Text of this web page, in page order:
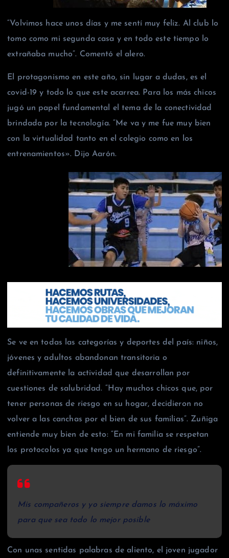
“Volvimos hace unos días y me sentí muy feliz. Al club lo
tomo como mi segunda casa y en todo este tiempo lo
extrañaba mucho”. Comentó el alero.
El protagonismo en este año, sin lugar a dudas, es el
covid-19 y todo lo que este acarrea. Para los más chicos
jugó un papel fundamental el tema de la conectividad
brindada por la tecnología. “Me va y me fue muy bien
con la virtualidad tanto en el colegio como en los
entrenamientos». Dijo Aarón.
Se ve en todas las categorías y deportes del país: niños,
jóvenes y adultos abandonan transitoria o
definitivamente la actividad que desarrollan por
cuestiones de salubridad. “Hay muchos chicos que, por
tener personas de riesgo en su hogar, decidieron no
volver a las canchas por el bien de sus familias”. Zuñiga
entiende muy bien de esto: “En mi familia se respetan
los protocolos ya que tengo un hermano de riesgo”.
Mis compañeros y yo siempre damos lo máximo
para que sea todo lo mejor posible
Con unas sentidas palabras de aliento, el joven jugador